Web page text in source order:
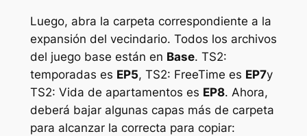
Luego, abra la carpeta correspondiente a la
expansión del vecindario. Todos los archivos
del juego base están en Base. TS2:
temporadas es EP5, TS2: FreeTime es EP7y
TS2: Vida de apartamentos es EP8. Ahora,
deberá bajar algunas capas más de carpeta
para alcanzar la correcta para copiar: